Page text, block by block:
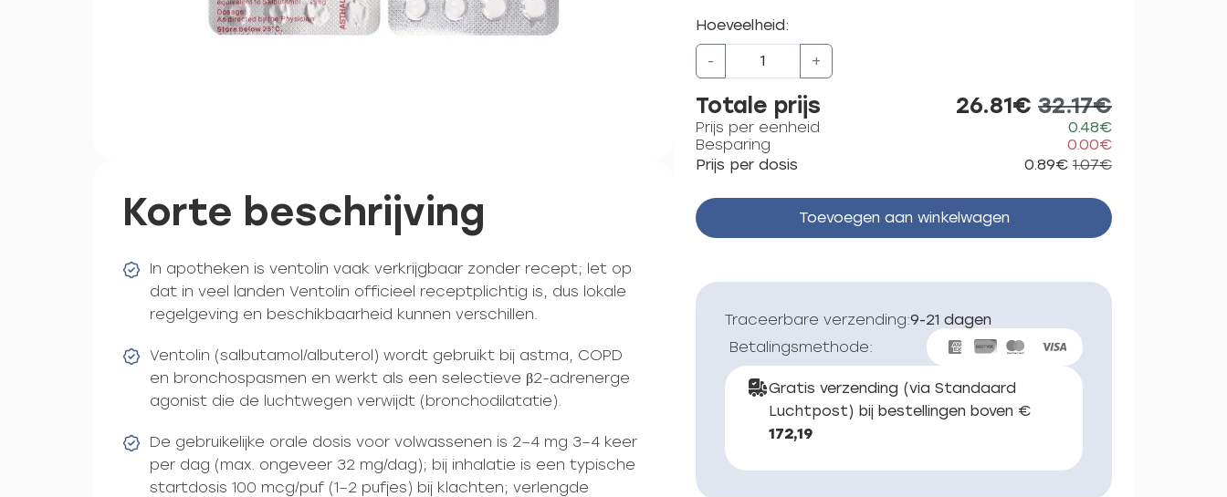
Korte beschrijving
In apotheken is ventolin vaak verkrijgbaar zonder recept; let op
dat in veel landen Ventolin officieel receptplichtig is, dus lokale
regelgeving en beschikbaarheid kunnen verschillen.
Ventolin (salbutamol/albuterol) wordt gebruikt bij astma, COPD
en bronchospasmen en werkt als een selectieve β2-adrenerge
agonist die de luchtwegen verwijdt (bronchodilatatie).
De gebruikelijke orale dosis voor volwassenen is 2–4 mg 3–4 keer
per dag (max. ongeveer 32 mg/dag); bij inhalatie is een typische
startdosis 100 mcg/puf (1–2 pufjes) bij klachten; verlengde
Hoeveelheid:
- +
Totale prijs 26.81€ 32.17€
Prijs per eenheid
0.48€
Besparing
0.00€
Prijs per dosis
0.89€ 1.07€
Toevoegen aan winkelwagen
Traceerbare verzending:9-21 dagen
Betalingsmethode:
Gratis verzending (via Standaard
Luchtpost) bij bestellingen boven €
172,19